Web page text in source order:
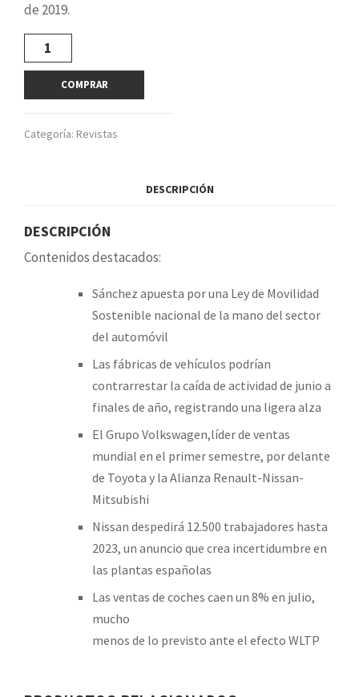
de 2019.
Revista
digital
nº
2019)
COMPRAR
Categoría: Revistas
DESCRIPCIÓN
DESCRIPCIÓN
Contenidos destacados:
Sánchez apuesta por una Ley de Movilidad
Sostenible nacional de la mano del sector
del automóvil
Las fábricas de vehículos podrían
contrarrestar la caída de actividad de junio a
finales de año, registrando una ligera alza
El Grupo Volkswagen,líder de ventas
mundial en el primer semestre, por delante
de Toyota y la Alianza Renault-Nissan-
Mitsubishi
Nissan despedirá 12.500 trabajadores hasta
2023, un anuncio que crea incertidumbre en
las plantas españolas
Las ventas de coches caen un 8% en julio,
mucho
menos de lo previsto ante el efecto WLTP